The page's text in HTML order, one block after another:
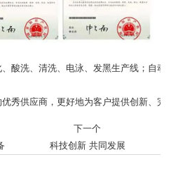
酸洗、清洗、电泳、发黑生产线；自
秀供应商，更好地为客户提供创新、
下一个
科技创新 共同发展